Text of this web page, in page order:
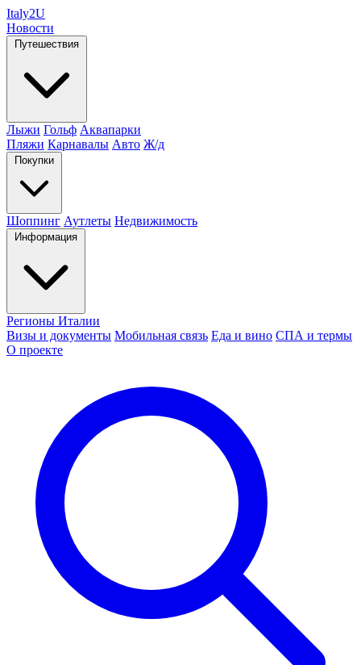
Italy2U
Новости
Путешествия
Лыжи Гольф Аквапарки
Пляжи Карнавалы Авто Ж/д
Покупки
Шоппинг Аутлеты Недвижимость
Информация
Регионы Италии
Визы и документы Мобильная связь Еда и вино СПА и термы
О проекте